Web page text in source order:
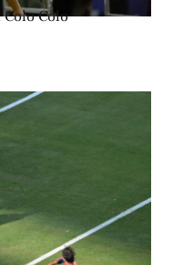
Colo